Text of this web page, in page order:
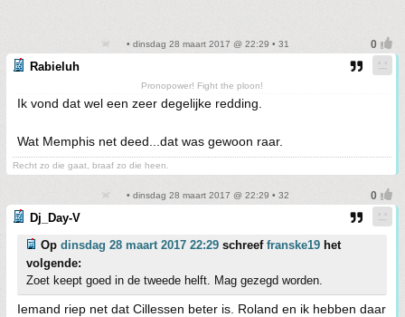
• dinsdag 28 maart 2017 @ 22:29 • 31
Rabieluh
Pronopower! Fight the ploon!
Ik vond dat wel een zeer degelijke redding.
Wat Memphis net deed...dat was gewoon raar.
Recht zo die gaat, braaf zo die heen.
• dinsdag 28 maart 2017 @ 22:29 • 32
Dj_Day-V
Op dinsdag 28 maart 2017 22:29 schreef franske19 het
volgende:
Zoet keept goed in de tweede helft. Mag gezegd worden.
Iemand riep net dat Cillessen beter is. Roland en ik hebben daar